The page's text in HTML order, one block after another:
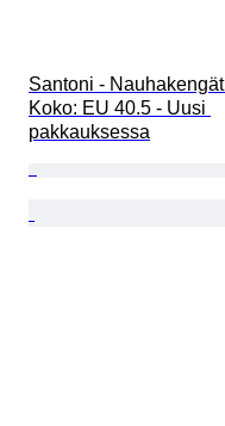
Santoni -
Koko: EU 40.5 - Uusi
pakkauksessa